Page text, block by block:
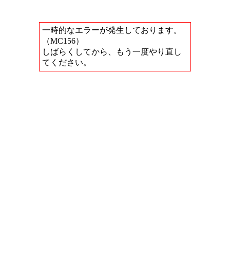
一時的なエラーが発生しております。
（MC156）
しばらくしてから、もう一度やり直し
てください。